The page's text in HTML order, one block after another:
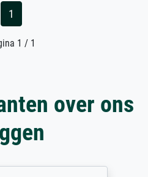
1
1 / 1
over ons